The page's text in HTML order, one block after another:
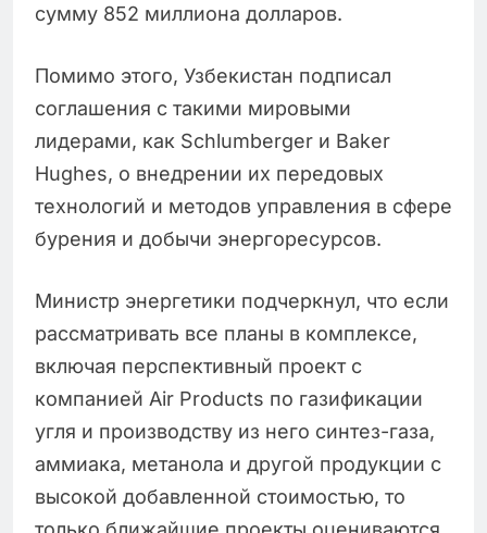
сумму 852 миллиона долларов.
Помимо этого, Узбекистан подписал
соглашения с такими мировыми
лидерами, как Schlumberger и Baker
Hughes, о внедрении их передовых
технологий и методов управления в сфере
бурения и добычи энергоресурсов.
Министр энергетики подчеркнул, что если
рассматривать все планы в комплексе,
включая перспективный проект с
компанией Air Products по газификации
угля и производству из него синтез-газа,
аммиака, метанола и другой продукции с
высокой добавленной стоимостью, то